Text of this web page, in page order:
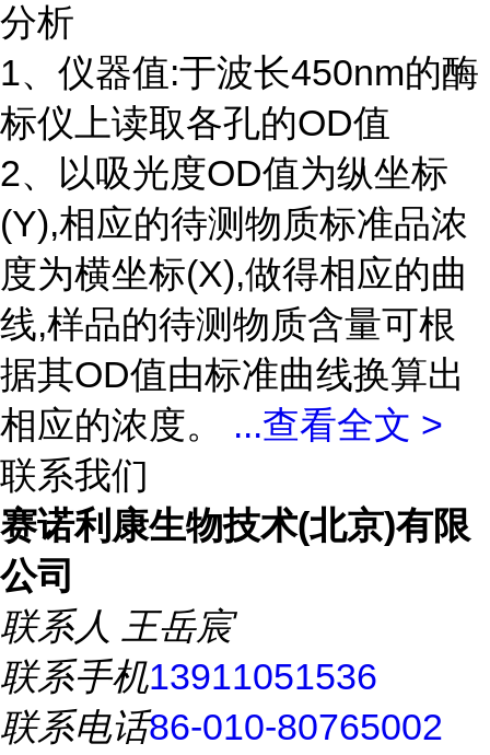
分析
1、仪器值:于波长450nm的酶
标仪上读取各孔的OD值
2、以吸光度OD值为纵坐标
(Y),相应的待测物质标准品浓
度为横坐标(X),做得相应的曲
线,样品的待测物质含量可根
据其OD值由标准曲线换算出
相应的浓度。 ...查看全文 >
联系我们
赛诺利康生物技术(北京)有限
公司
联系人 王岳宸
联系手机13911051536
联系电话86-010-80765002